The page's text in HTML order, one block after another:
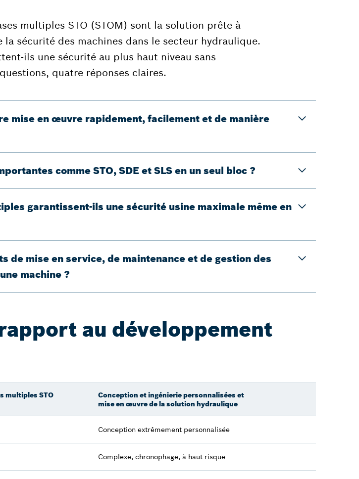
multiples STO (STOM) sont la solution prête à
sécurité des machines dans le secteur hydraulique.
ils une sécurité au plus haut niveau sans
quatre réponses claires.
mise en œuvre rapidement, facilement et de manière
comme STO, SDE et SLS en un seul bloc ?
garantissent-ils une sécurité usine maximale même en
de mise en service, de maintenance et de gestion des
machine ?
au développement
multiples STO
Conception et ingénierie personnalisées et
mise en œuvre de la solution hydraulique
Conception extrêmement personnalisée
Complexe, chronophage, à haut risque